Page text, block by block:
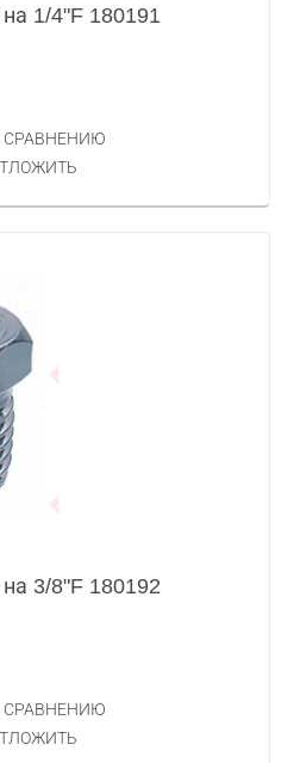
1/4"F 180191
СРАВНЕНИЮ
3/8"F 180192
СРАВНЕНИЮ